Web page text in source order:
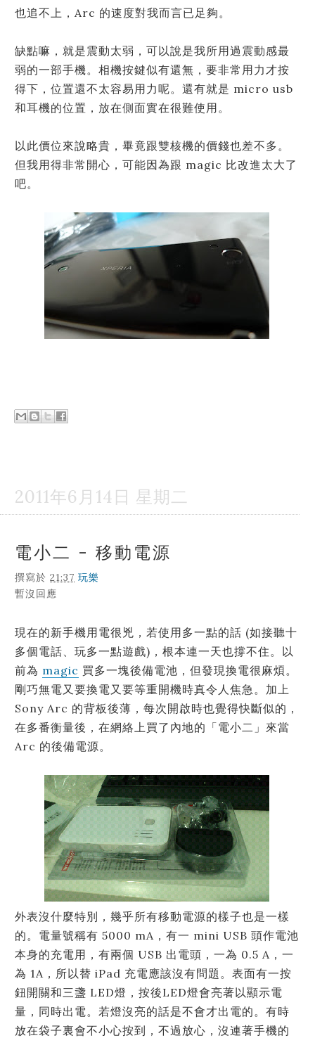
也追不上，Arc 的速度對我而言已足夠。
缺點嘛，就是震動太弱，可以說是我所用過震動感最
弱的一部手機。相機按鍵似有還無，要非常用力才按
得下，位置還不太容易用力呢。還有就是 micro usb
和耳機的位置，放在側面實在很難使用。
以此價位來說略貴，畢竟跟雙核機的價錢也差不多。
但我用得非常開心，可能因為跟 magic 比改進太大了
吧。
2011年6月14日 星期二
電小二 - 移動電源
撰寫於21:37 玩樂
暫沒回應
現在的新手機用電很兇，若使用多一點的話 (如接聽十
多個電話、玩多一點遊戲)，根本連一天也撐不住。以
前為 magic 買多一塊後備電池，但發現換電很麻煩。
剛巧無電又要換電又要等重開機時真令人焦急。加上
Sony Arc 的背板後薄，每次開啟時也覺得快斷似的，
在多番衡量後，在網絡上買了內地的「電小二」來當
Arc 的後備電源。
外表沒什麼特別，幾乎所有移動電源的樣子也是一樣
的。電量號稱有 5000 mA，有一 mini USB 頭作電池
本身的充電用，有兩個 USB 出電頭，一為 0.5 A，一
為 1A，所以替 iPad 充電應該沒有問題。表面有一按
鈕開關和三盞 LED燈，按後LED燈會亮著以顯示電
量，同時出電。若燈沒亮的話是不會才出電的。有時
放在袋子裏會不小心按到，不過放心，沒連著手機的